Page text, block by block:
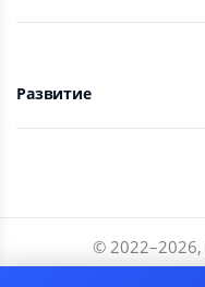
Развитие
© 2022–2026,